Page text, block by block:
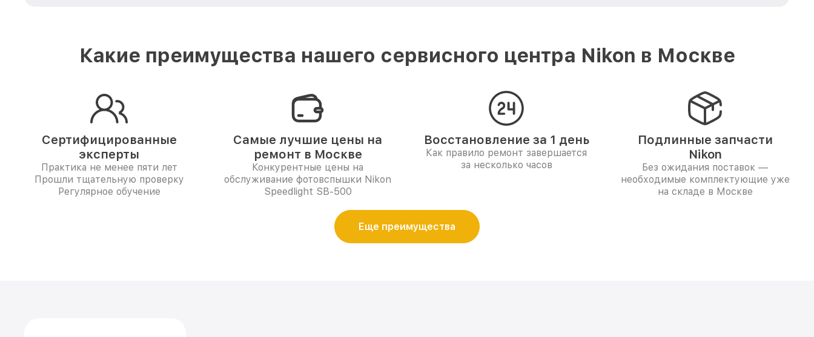
Какие преимущества нашего сервисного центра Nikon в Москве
Сертифицированные
эксперты
Практика не менее пяти лет
Прошли тщательную проверку
Регулярное обучение
Самые лучшие цены на
ремонт в Москве
Конкурентные цены на
обслуживание фотовспышки Nikon
Speedlight SB-500
Восстановление за 1 день
Как правило ремонт завершается
за несколько часов
Подлинные запчасти
Nikon
Без ожидания поставок —
необходимые комплектующие уже
на складе в Москве
Еще преимущества